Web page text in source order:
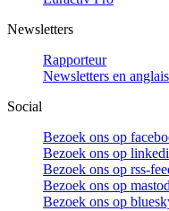
Newsletters
Rapporteur
Newsletters en anglais
Social
Bezoek ons op
Bezoek ons op
Bezoek ons op rss-
Bezoek ons op
Bezoek ons op